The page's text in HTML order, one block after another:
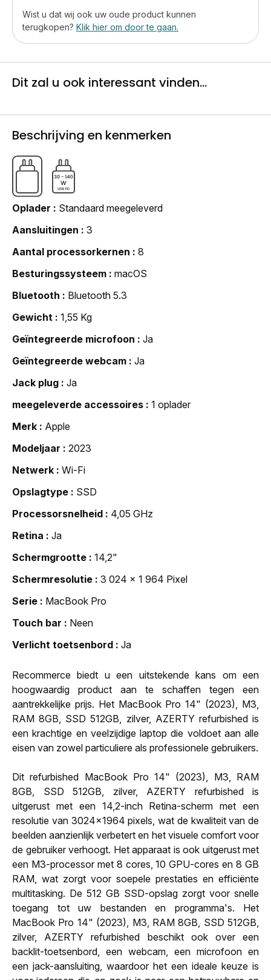
Wist u dat wij ook uw oude product kunnen
terugkopen? Klik hier om door te gaan.
Dit zal u ook interessant vinden...
Beschrijving en kenmerken
Oplader
Standaard meegeleverd
Aansluitingen
3
Aantal processorkernen
8
Besturingssysteem
macOS
Bluetooth
Bluetooth 5.3
Gewicht
1,55 Kg
Geïntegreerde microfoon
Ja
Geïntegreerde webcam
Ja
Jack plug
Ja
meegeleverde accessoires
1 oplader
Merk
Apple
Modeljaar
2023
Netwerk
Wi-Fi
Opslagtype
SSD
Processorsnelheid
4,05 GHz
Retina
Ja
Schermgrootte
14,2"
Schermresolutie
3 024 x 1 964 Pixel
Serie
MacBook Pro
Touch bar
Neen
Verlicht toetsenbord
Ja
Recommerce biedt u een uitstekende kans om een
hoogwaardig product aan te schaffen tegen een
aantrekkelijke prijs. Het MacBook Pro 14" (2023), M3,
RAM 8GB, SSD 512GB, zilver, AZERTY refurbished is
een krachtige en veelzijdige laptop die voldoet aan alle
eisen van zowel particuliere als professionele gebruikers.
Dit refurbished MacBook Pro 14" (2023), M3, RAM
8GB, SSD 512GB, zilver, AZERTY refurbished is
uitgerust met een 14,2-inch Retina-scherm met een
resolutie van 3024x1964 pixels, wat de kwaliteit van de
beelden aanzienlijk verbetert en het visuele comfort voor
de gebruiker verhoogt. Het apparaat is ook uitgerust met
een M3-processor met 8 cores, 10 GPU-cores en 8 GB
RAM, wat zorgt voor soepele prestaties en efficiënte
multitasking. De 512 GB SSD-opslag zorgt voor snelle
toegang tot uw bestanden en programma's. Het
MacBook Pro 14" (2023), M3, RAM 8GB, SSD 512GB,
zilver, AZERTY refurbished beschikt ook over een
backlit-toetsenbord, een webcam, een microfoon en
een jack-aansluiting, waardoor het een ideale keuze is